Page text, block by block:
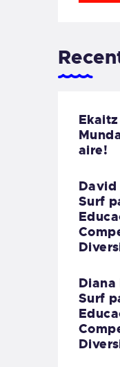
Ekaitz
aire!
David
Surf
Surf